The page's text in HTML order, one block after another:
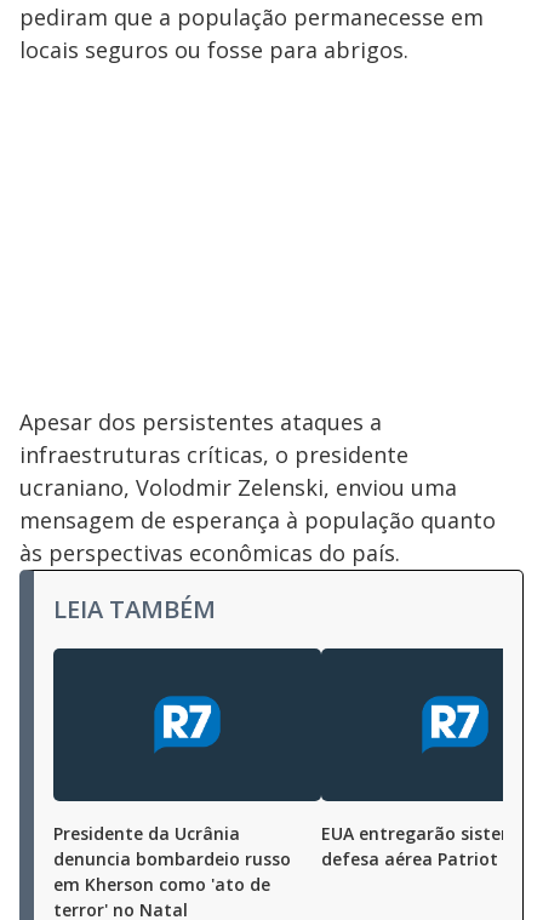
pediram que a população permanecesse em
locais seguros ou fosse para abrigos.
Apesar dos persistentes ataques a
infraestruturas críticas, o presidente
ucraniano, Volodmir Zelenski, enviou uma
mensagem de esperança à população quanto
às perspectivas econômicas do país.
LEIA TAMBÉM
Presidente da Ucrânia
denuncia bombardeio russo
em Kherson como 'ato de
terror' no Natal
EUA entregarão sistema
defesa aérea Patriot à